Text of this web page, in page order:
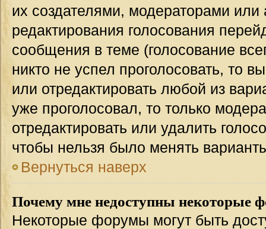
их создателями, модераторами
редактирования голосования
сообщения в теме (голосование
никто не успел проголосовать, то
или отредактировать любой из
уже проголосовал, то только
отредактировать или удалить
чтобы нельзя было менять
Вернуться наверх
Почему мне недоступны некоторые
Некоторые форумы могут быть